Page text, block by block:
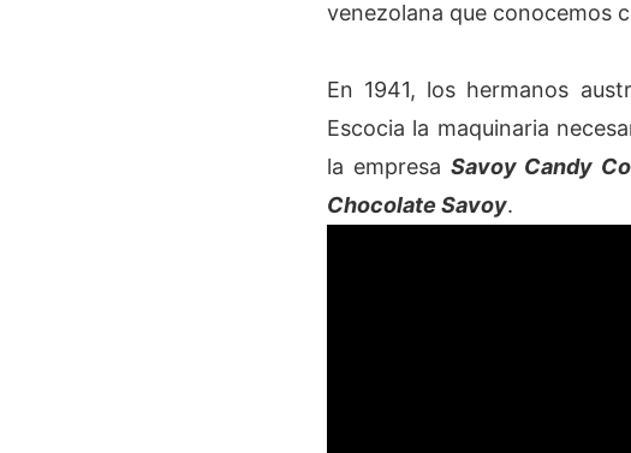
venezolana que conocemos
En 1941, los hermanos
Escocia la maquinaria
la empresa Savoy Candy
Chocolate Savoy.